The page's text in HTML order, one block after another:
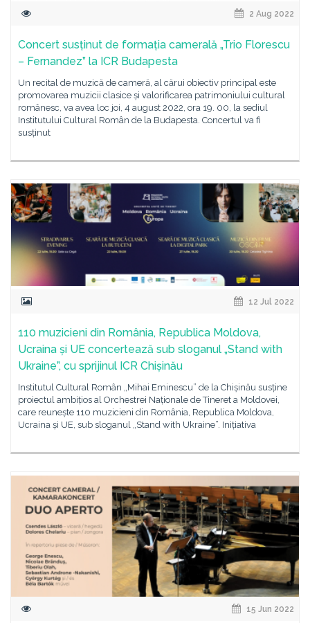
2 Aug 2022
Concert susținut de formația camerală „Trio Florescu
– Fernandez” la ICR Budapesta
Un recital de muzică de cameră, al cărui obiectiv principal este
promovarea muzicii clasice și valorificarea patrimoniului cultural
românesc, va avea loc joi, 4 august 2022, ora 19. 00, la sediul
Institutului Cultural Român de la Budapesta. Concertul va fi
susținut
12 Jul 2022
110 muzicieni din România, Republica Moldova,
Ucraina și UE concertează sub sloganul „Stand with
Ukraine”, cu sprijinul ICR Chișinău
Institutul Cultural Român „Mihai Eminescu” de la Chișinău susține
proiectul ambițios al Orchestrei Naționale de Tineret a Moldovei,
care reunește 110 muzicieni din România, Republica Moldova,
Ucraina și UE, sub sloganul „Stand with Ukraine”. Inițiativa
15 Jun 2022